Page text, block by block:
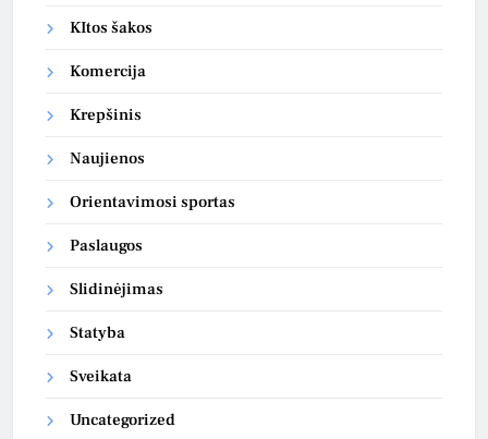
KItos šakos
Komercija
Krepšinis
Naujienos
Orientavimosi sportas
Paslaugos
Slidinėjimas
Statyba
Sveikata
Uncategorized